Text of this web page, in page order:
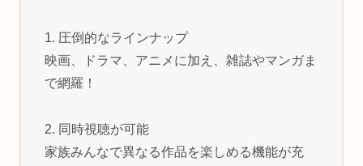
1. 圧倒的なラインナップ
映画、ドラマ、アニメに加え、雑誌やマンガま
で網羅！
2. 同時視聴が可能
家族みんなで異なる作品を楽しめる機能が充